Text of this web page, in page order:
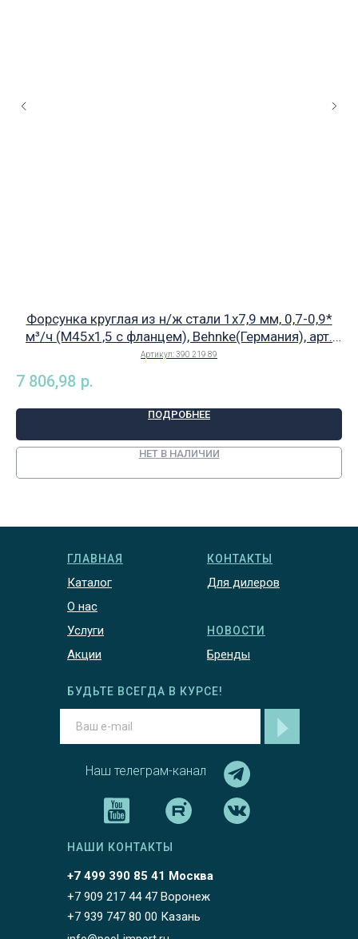
Форсунка круглая из н/ж стали 1х7,9 мм, 0,7-0,9*
м³/ч (М45х1,5 с фланцем), Behnke(Германия), арт.
390 219 89
Артикул:390 219 89
7 806,98 р.
ПОДРОБНЕЕ
НЕТ В НАЛИЧИИ
ГЛАВНАЯ
Каталог
О нас
Услуги
Акции
КОНТАКТЫ
Для дилеров
НОВОСТИ
Бренды
Наш телеграм-канал
БУДЬТЕ ВСЕГДА В КУРСЕ!
+7 499 390 85 41 Москва
НАШИ КОНТАКТЫ
+7 909 217 44 47 Воронеж
+7 939 747 80 00 Казань